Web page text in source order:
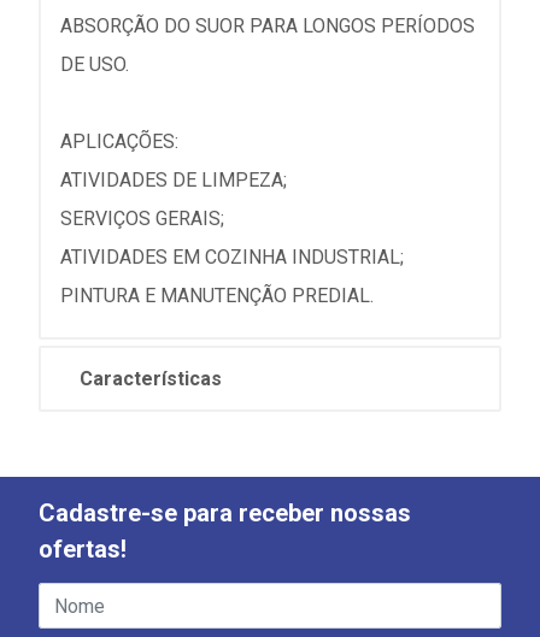
ABSORÇÃO DO SUOR PARA LONGOS PERÍODOS
DE USO.
APLICAÇÕES:
ATIVIDADES DE LIMPEZA;
SERVIÇOS GERAIS;
ATIVIDADES EM COZINHA INDUSTRIAL;
PINTURA E MANUTENÇÃO PREDIAL.
Características
Cadastre-se para receber nossas
ofertas!